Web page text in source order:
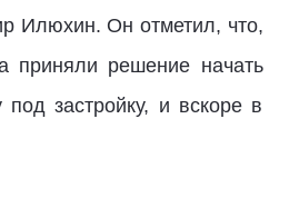
Илюхин. Он отметил, что,
приняли решение начать
застройку, и вскоре в